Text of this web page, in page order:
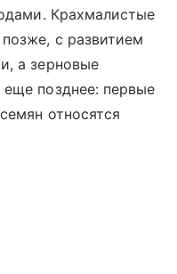
Крахмалистые
с развитием
а зерновые
позднее: первые
относятся